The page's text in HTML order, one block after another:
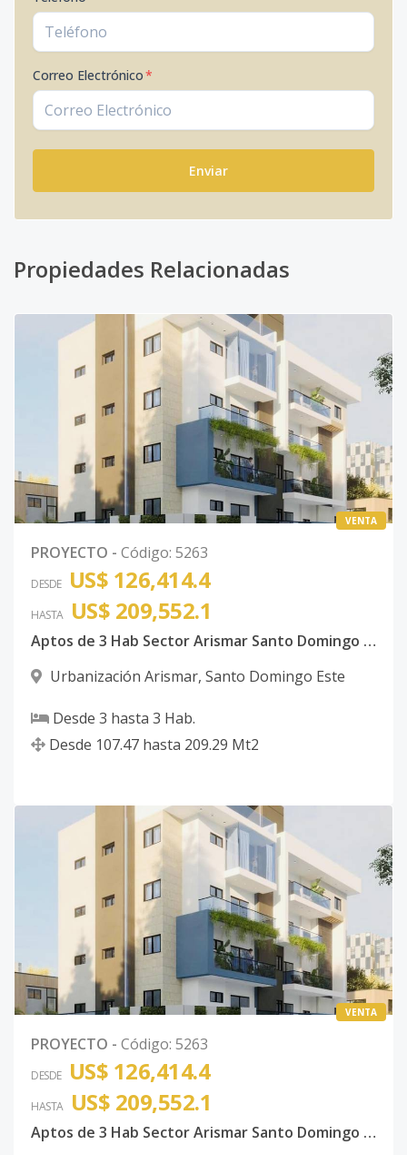
Correo Electrónico*
Enviar
Propiedades Relacionadas
VENTA
PROYECTO - Código: 5263
DESDE US$ 126,414.4
HASTA US$ 209,552.1
Aptos de 3 Hab Sector Arismar Santo Domingo Este
Urbanización Arismar, Santo Domingo Este
Desde 3 hasta 3 Hab.
Desde 107.47 hasta 209.29 Mt2
VENTA
PROYECTO - Código: 5263
DESDE US$ 126,414.4
HASTA US$ 209,552.1
Aptos de 3 Hab Sector Arismar Santo Domingo Este